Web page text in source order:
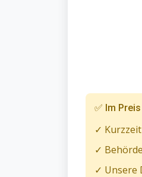
✅ Im
✓
✓
✓ Unsere